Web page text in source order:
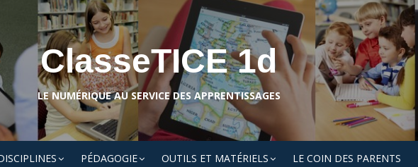
ClasseTICE 1d
LE NUMÉRIQUE AU SERVICE DES APPRENTISSAGES
PÉDAGOGIE OUTILS ET MATÉRIELS LE COIN DES PARENTS